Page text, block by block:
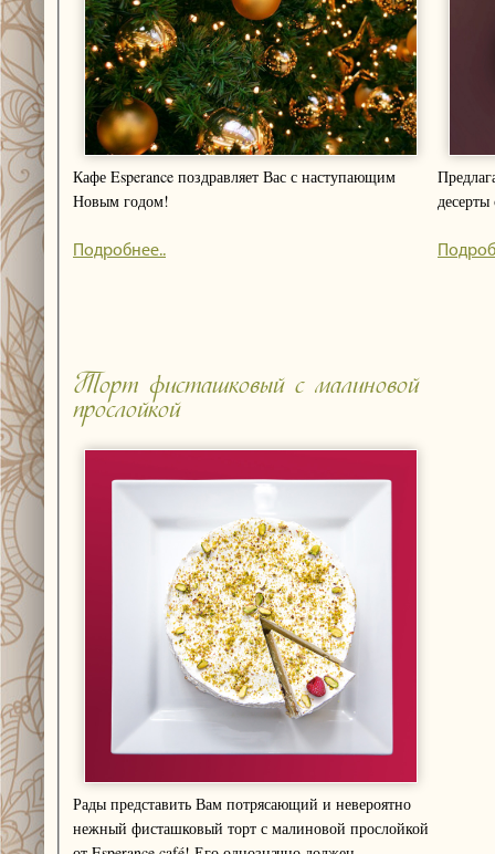
Кафе Esperance поздравляет Вас с наступающим
Подробнее..
Торт фисташковый с малиновой
прослойкой
Рады представить Вам потрясающий и невероятно
нежный фисташковый торт с малиновой прослойкой